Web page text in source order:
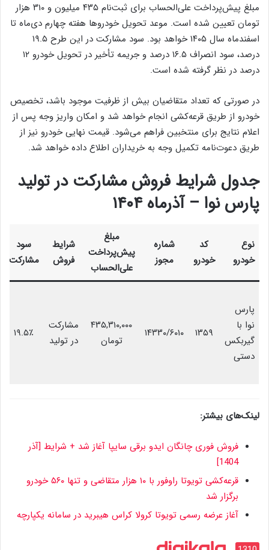
مبلغ پیش‌پرداخت علی‌الحساب برای ثبت‌نام ۴۳۵ میلیون و ۳۱۰ هزار
تومان تعیین شده است. موعد تحویل خودروها هفته چهارم دی‌ماه تا
اسفندماه سال ۱۴۰۵ خواهد بود. سود مشارکت در این طرح ۱۹.۵
درصد، سود انصراف ۱۶.۵ درصد و جریمه تأخیر در تحویل خودرو ۱۲
درصد در نظر گرفته شده است.
در صورتی که تعداد متقاضیان بیش از ظرفیت موجود باشد، تخصیص
خودرو از طریق قرعه‌کشی انجام خواهد شد و امکان واریز وجه پس از
اعلام نتایج برای منتخبین فراهم می‌شود. قیمت نهایی خودرو نیز از
طریق دعوت‌نامه تکمیل وجه به خریداران اطلاع داده خواهد شد.
جدول شرایط فروش مشارکت در تولید
پارس نوا – آذرماه ۱۴۰۴
نوع
خودرو
کد
خودرو
شماره
مجوز
مبلغ
پیش‌پرداخت
علی‌الحساب
شرایط
فروش
سود
مشارکت
پارس
نوا با
گیربکس
دستی
۱۳۵۹ ۱۴۳۳۰/۶۰۱۰
۴۳۵,۳۱۰,۰۰۰
تومان
مشارکت
در تولید
۱۹.۵٪
لینک‌های بیشتر:
فروش فوری چانگان ایدو برقی سایپا آغاز شد + شرایط [آذر
1404]
قرعه‌کشی تویوتا راوفور با ۱۰ هزار متقاضی و تنها ۵۶۰ خودرو
برگزار شد
آغاز عرضه رسمی تویوتا کرولا کراس هیبرید در سامانه یکپارچه